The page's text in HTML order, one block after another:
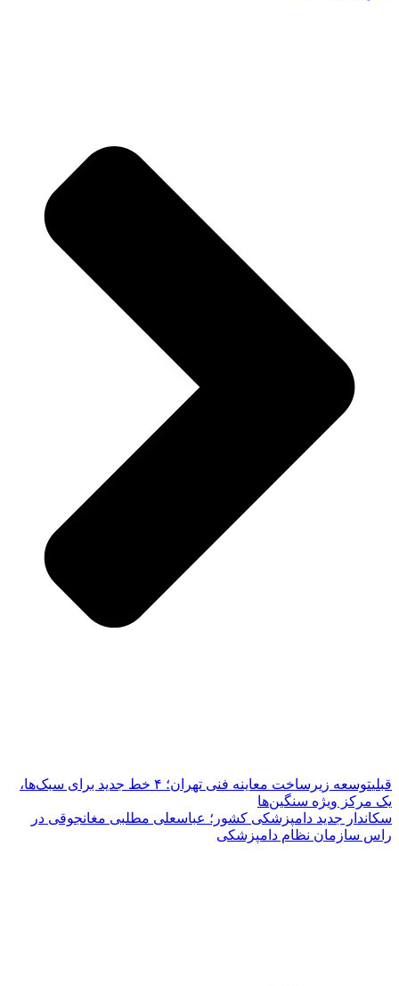
قبلی
توسعه زیرساخت معاینه فنی تهران؛ ۴ خط جدید برای سبک‌ها،
یک مرکز ویژه سنگین‌ها
سکاندار جدید دامپزشکی کشور؛ عباسعلی مطلبی مغانجوقی در
راس سازمان نظام دامپزشکی